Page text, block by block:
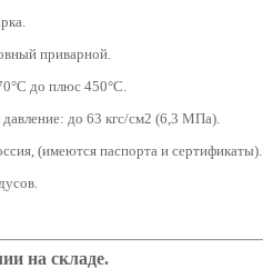
приварной.
до плюс 450°С.
до 63 кгс/см2 (6,3 МПа).
(имеются паспорта и сертификаты).
на складе.